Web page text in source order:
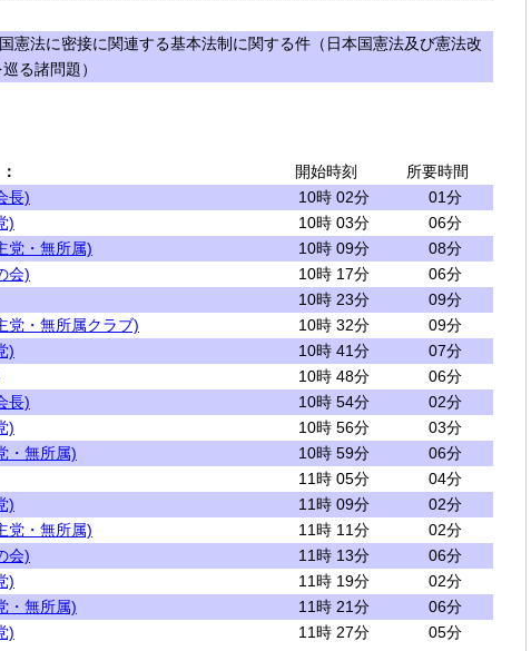
憲法に密接に関連する基本法制に関する件（日本国憲法及び憲法改
る諸問題）
開始時刻
所要時間
長)
10時 02分
01分
)
10時 03分
06分
党・無所属)
10時 09分
08分
会)
10時 17分
06分
10時 23分
09分
党・無所属クラブ)
10時 32分
09分
)
10時 41分
07分
10時 48分
06分
長)
10時 54分
02分
)
10時 56分
03分
・無所属)
10時 59分
06分
11時 05分
04分
)
11時 09分
02分
党・無所属)
11時 11分
02分
会)
11時 13分
06分
)
11時 19分
02分
・無所属)
11時 21分
06分
)
11時 27分 05分